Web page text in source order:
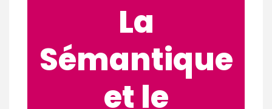
La
Sémantique
et le